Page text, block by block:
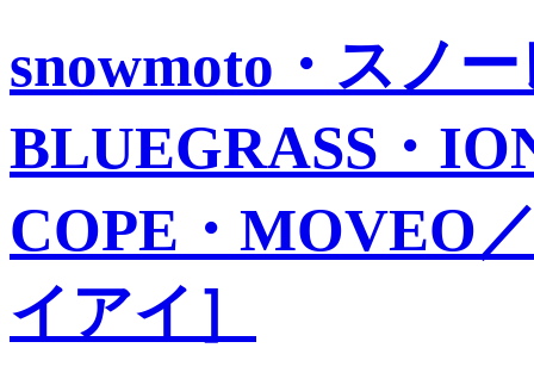
snowmoto・スノ
BLUEGRASS・
COPE・MOVEO
イアイ］